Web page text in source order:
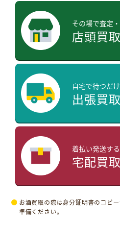
その場で査定
店頭買取
自宅で待つだけ
出張買取
着払い発送す
宅配買取
お酒買取の際は身分証明書のコピ
準備ください。